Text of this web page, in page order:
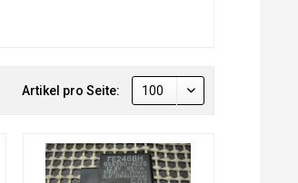
Artikel pro Seite: